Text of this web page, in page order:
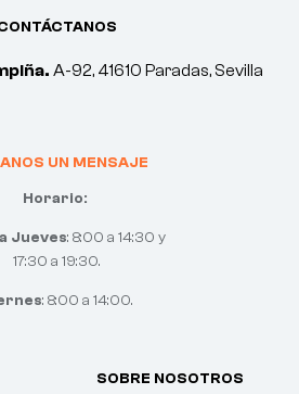
A-92, 41610 Paradas, Sevilla
UN MENSAJE
Horario:
Jueves: 8:00 a 14:30 y
17:30 a 19:30.
: 8:00 a 14:00.
SOBRE NOSOTROS